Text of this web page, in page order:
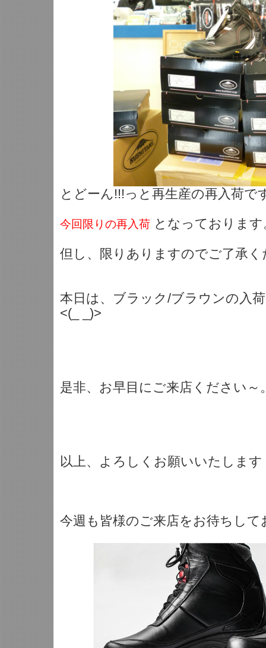
とどーん!!!っと再生産の再入荷で
今回限りの再入荷 となっております
但し、限りありますのでご了承
本日は、ブラック/ブラウンの入
<(_ _)>
是非、お早目にご来店ください～
以上、よろしくお願いいたします
今週も皆様のご来店をお待ちして